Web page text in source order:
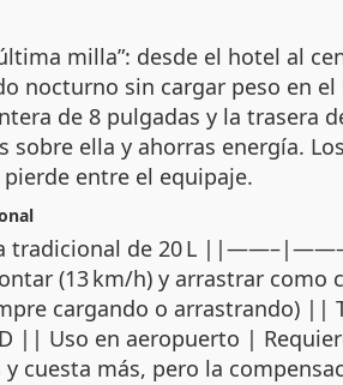
milla”: desde el hotel al
nocturno sin cargar peso en
de 8 pulgadas y la trasera
ella y ahorras energía.
entre el equipaje.
tradicional de 20 L
(13 km/h) y arrastrar
cargando o arrastrando)
|| Uso en aeropuerto |
cuesta más, pero la